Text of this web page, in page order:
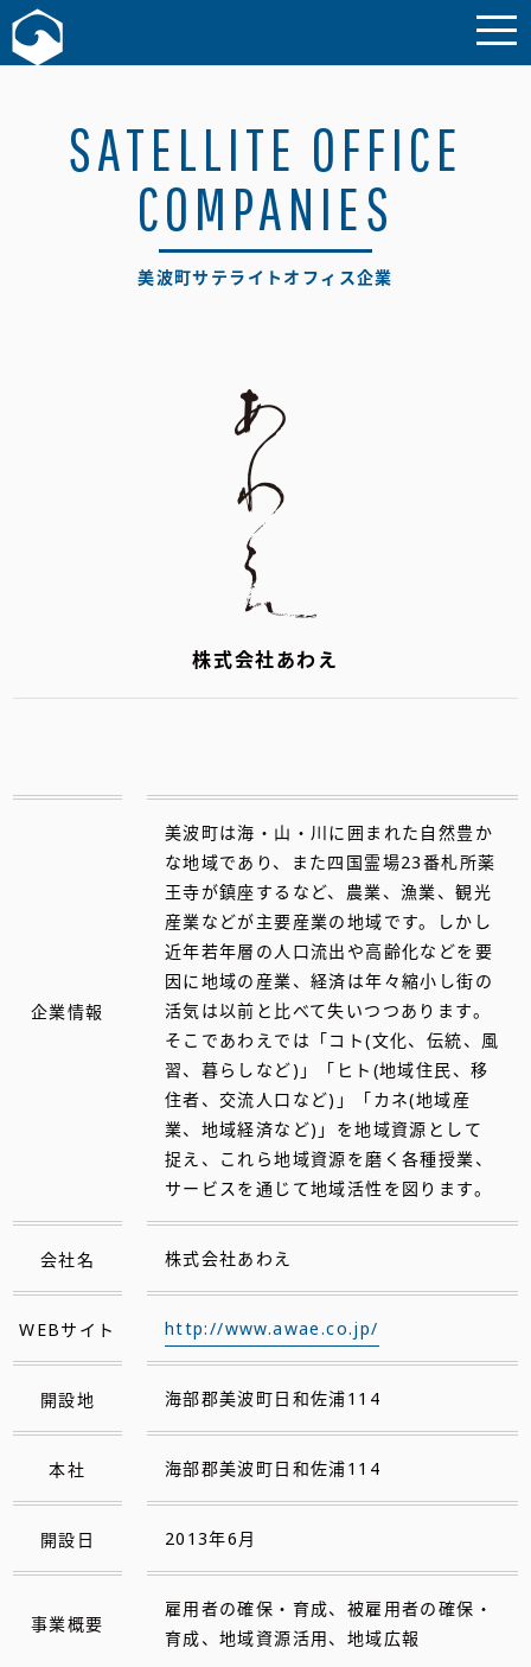
お問い合わせ
SATELLITE OFFICE
COMPANIES
美波町サテライトオフィス企業
株式会社あわえ
企業情報
美波町は海・山・川に囲まれた自然豊か
な地域であり、また四国霊場23番札所薬
王寺が鎮座するなど、農業、漁業、観光
産業などが主要産業の地域です。しかし
近年若年層の人口流出や高齢化などを要
因に地域の産業、経済は年々縮小し街の
活気は以前と比べて失いつつあります。
そこであわえでは「コト(文化、伝統、風
習、暮らしなど)」「ヒト(地域住民、移
住者、交流人口など)」「カネ(地域産
業、地域経済など)」を地域資源として
捉え、これら地域資源を磨く各種授業、
サービスを通じて地域活性を図ります。
会社名 株式会社あわえ
WEBサイト http://www.awae.co.jp/
開設地 海部郡美波町日和佐浦114
本社 海部郡美波町日和佐浦114
開設日 2013年6月
事業概要
雇用者の確保・育成、被雇用者の確保・
育成、地域資源活用、地域広報